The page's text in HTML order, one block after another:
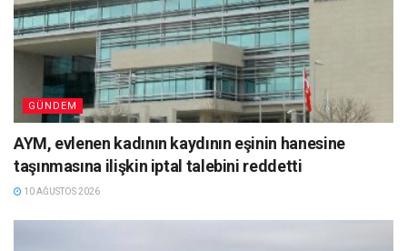
GÜNDEM
AYM, evlenen kadının kaydının eşinin hanesine
taşınmasına ilişkin iptal talebini reddetti
10 AĞUSTOS 2026